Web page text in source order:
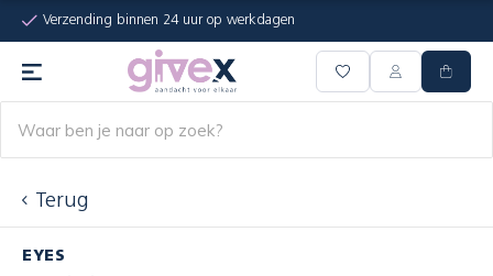
Verzending binnen 24 uur op werkdagen
Terug
EYES